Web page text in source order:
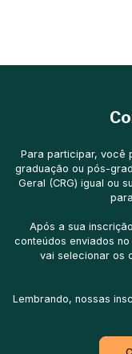
Para participar, você
graduação ou pós-
Geral (CRG) igual ou
Após a sua
conteúdos enviados
vai selecionar os
Lembrando, nossas